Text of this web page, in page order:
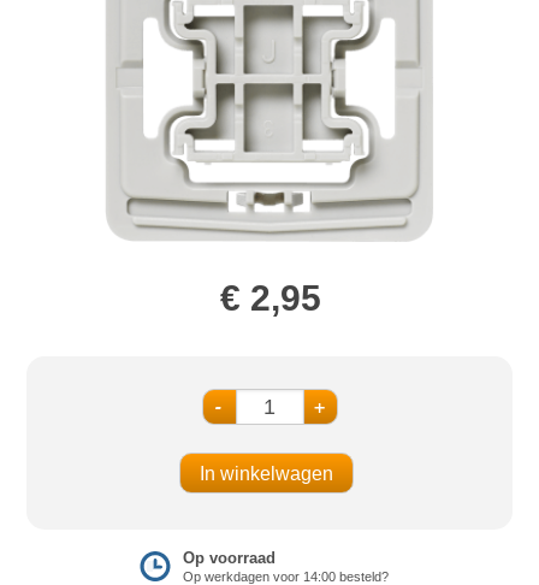
€ 2,95
- +
Op voorraad
Op werkdagen voor 14:00 besteld?